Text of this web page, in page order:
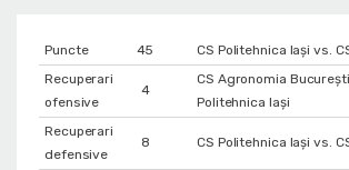
Puncte 45 CS Politehnica Iași vs.
Recuperari
ofensive
4
CS Agronomia
Politehnica Iași
Recuperari
defensive
8 CS Politehnica Iași vs.